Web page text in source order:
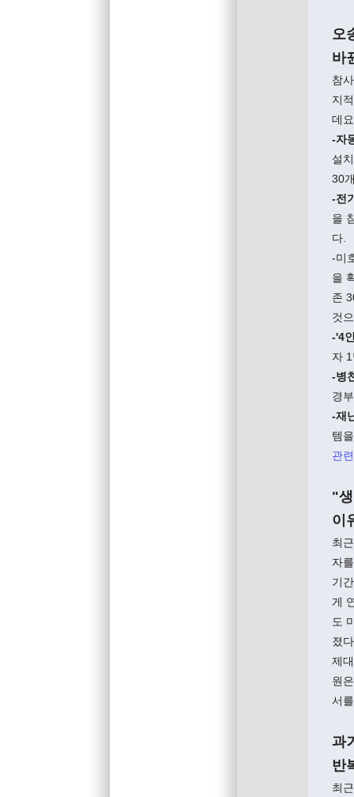
오
바
참
지
데
-자
설
30
-전
을
다.
-미
을
존
것
-'4
자
-병
경
-재
템
관
"
이
최
자
기
게
도
졌
제
원
서
과
반
최